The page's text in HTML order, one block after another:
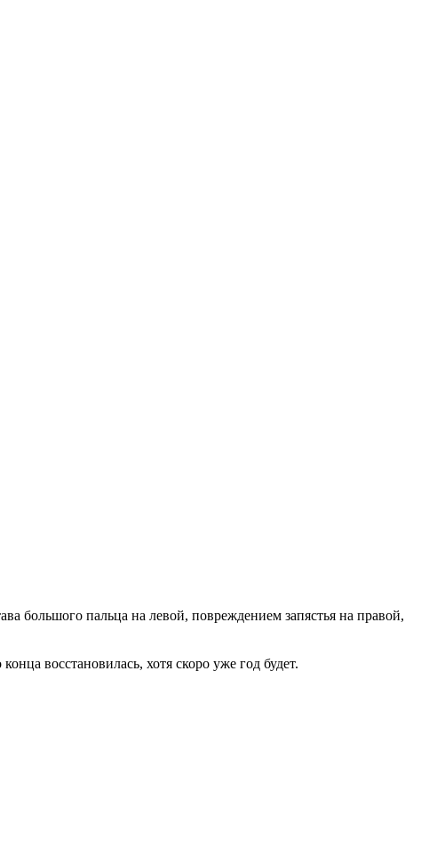
большого пальца на левой, повреждением запястья на правой,
восстановилась, хотя скоро уже год будет.